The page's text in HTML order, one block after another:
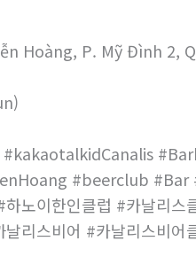
Hoàng, P. Mỹ Đình 2,
#beerclub #Bar
노이한인클럽 #카날리스
리스비어 #카날리스비어